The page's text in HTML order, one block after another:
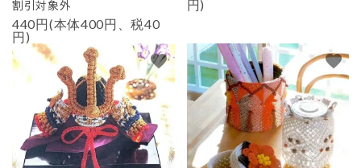
割引対象外
440円(本体400円、税40
円)
円)
favorite favorite